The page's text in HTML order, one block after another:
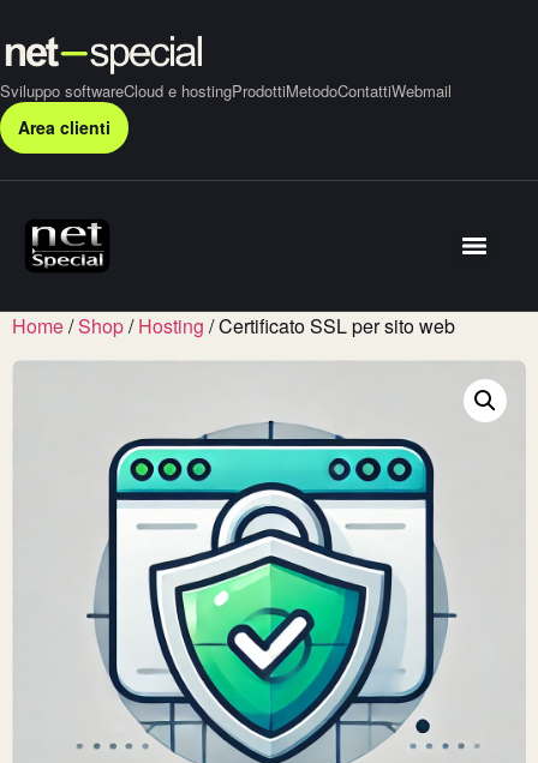
Sviluppo softwareCloud e hostingProdottiMetodoContattiWebmail
Area clienti
Home/Shop/Hosting / Certificato SSL per sito web